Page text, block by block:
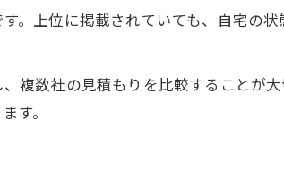
。上位に掲載されていても、自宅の
複数社の見積もりを比較することが
す。